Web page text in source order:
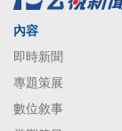
內容
即時新聞
專題策展
數位敘事